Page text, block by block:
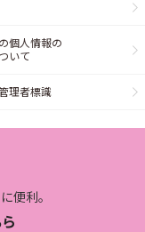
個人情報の
いて
理者標識
便利。